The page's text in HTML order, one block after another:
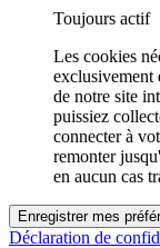
Toujours actif
Les cookies
exclusivement
de notre site
puissiez
connecter à
remonter
en aucun cas
Enregistrer mes
Déclaration de